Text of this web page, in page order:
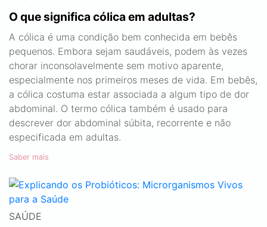
O que significa cólica em adultas?
A cólica é uma condição bem conhecida em bebês
pequenos. Embora sejam saudáveis, podem às vezes
chorar inconsolavelmente sem motivo aparente,
especialmente nos primeiros meses de vida. Em bebês,
a cólica costuma estar associada a algum tipo de dor
abdominal. O termo cólica também é usado para
descrever dor abdominal súbita, recorrente e não
especificada em adultas.
Saber mais
SAÚDE